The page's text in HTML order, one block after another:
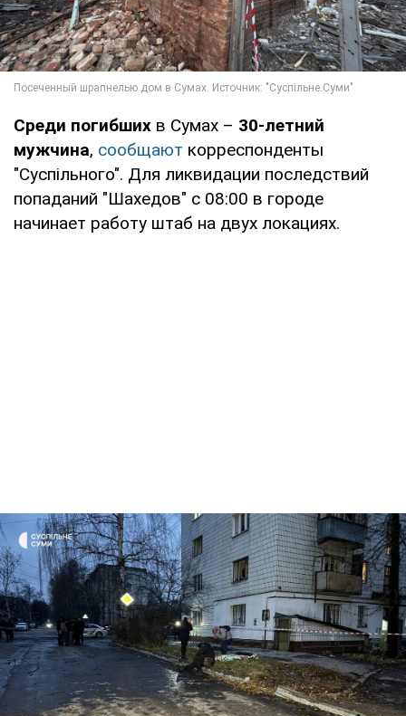
Среди погибших в Сумах – 30-летний
мужчина, сообщают корреспонденты
"Суспільного". Для ликвидации последствий
попаданий "Шахедов" с 08:00 в городе
начинает работу штаб на двух локациях.